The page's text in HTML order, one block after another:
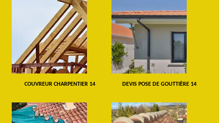
COUVREUR CHARPENTIER 14 DEVIS POSE DE GOUTTIÈRE 14